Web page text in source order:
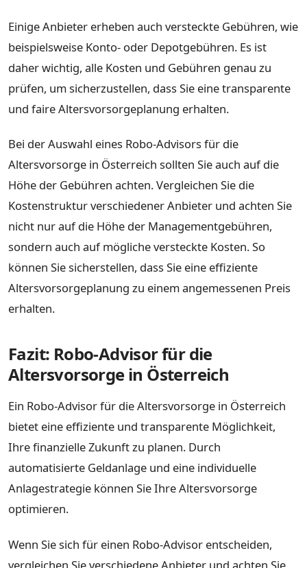
Einige Anbieter erheben auch versteckte Gebühren, wie
beispielsweise Konto- oder Depotgebühren. Es ist
daher wichtig, alle Kosten und Gebühren genau zu
prüfen, um sicherzustellen, dass Sie eine transparente
und faire Altersvorsorgeplanung erhalten.
Bei der Auswahl eines Robo-Advisors für die
Altersvorsorge in Österreich sollten Sie auch auf die
Höhe der Gebühren achten. Vergleichen Sie die
Kostenstruktur verschiedener Anbieter und achten Sie
nicht nur auf die Höhe der Managementgebühren,
sondern auch auf mögliche versteckte Kosten. So
können Sie sicherstellen, dass Sie eine effiziente
Altersvorsorgeplanung zu einem angemessenen Preis
erhalten.
Fazit: Robo-Advisor für die
Altersvorsorge in Österreich
Ein Robo-Advisor für die Altersvorsorge in Österreich
bietet eine effiziente und transparente Möglichkeit,
Ihre finanzielle Zukunft zu planen. Durch
automatisierte Geldanlage und eine individuelle
Anlagestrategie können Sie Ihre Altersvorsorge
optimieren.
Wenn Sie sich für einen Robo-Advisor entscheiden,